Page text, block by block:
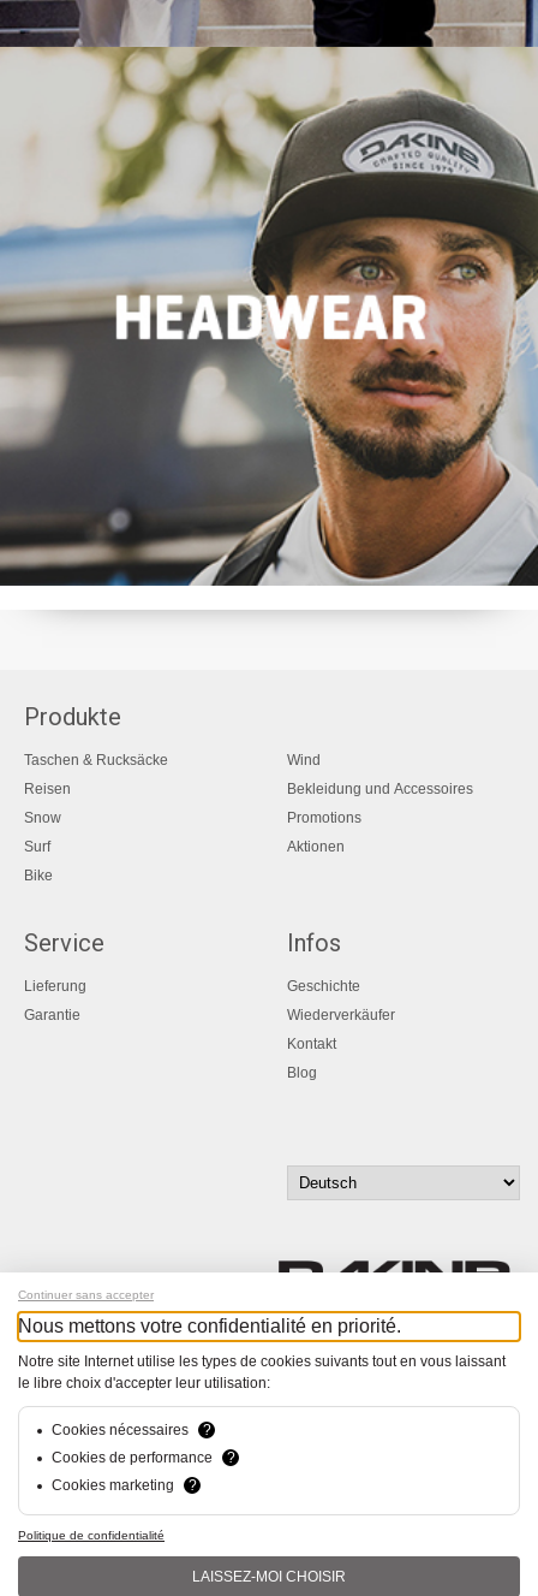
Produkte
Taschen & Rucksäcke
Reisen
Snow
Surf
Bike
Wind
Bekleidung und Accessoires
Promotions
Aktionen
Service
Lieferung
Garantie
Infos
Geschichte
Wiederverkäufer
Kontakt
Blog
© Bucher+Walt 2011-2026
hsolutions.ch
Continuer sans accepter
Nous mettons votre confidentialité en priorité.
Notre site Internet utilise les types de cookies suivants tout en vous laissant
le libre choix d'accepter leur utilisation:
Cookies nécessaires
?
Cookies de performance
?
Cookies marketing
?
Politique de confidentialité
LAISSEZ-MOI CHOISIR